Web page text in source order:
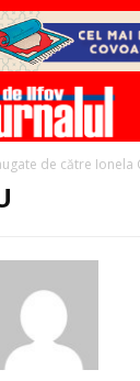
de către Ionela